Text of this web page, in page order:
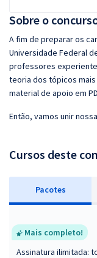
Sobre o
A fim de preparar os
Universidade Federal
professores
teoria dos tópicos
material de apoio em
Então, vamos unir
Cursos deste
Pacotes
Mais completo!
Assinatura ilimitada: